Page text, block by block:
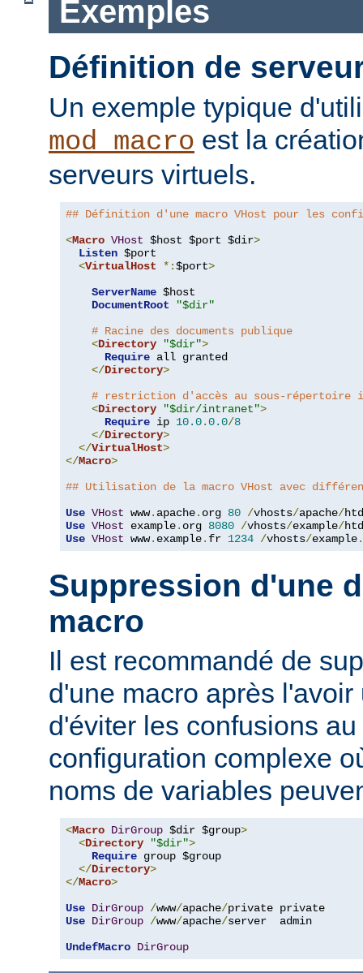
Exemples
Définition de
Un exemple typique
mod_macro est la
serveurs virtuels.
## Définition d'une macro VHost pour les
<Macro VHost $host $port $dir>
Listen $port
<VirtualHost *:$port>
ServerName $host
DocumentRoot
"$dir"
# Racine des documents publique
<Directory "$dir">
Require all granted
</Directory>
# restriction d'accès au sous-répertoire
<Directory "$dir/intranet">
Require ip 10.0.0.0/8
</Directory>
</VirtualHost>
</Macro>
## Utilisation de la macro VHost avec
Use VHost www. apache. org 80 /vhosts/apache/
Use VHost example. org 8080 /vhosts/example/
Use VHost www. example. fr 1234 /vhosts/example.
Suppression d'une
macro
Il est recommandé de
d'une macro après
d'éviter les confusions
configuration complexe
noms de variables
<Macro DirGroup $dir $group>
<Directory "$dir">
Require group $group
</Directory>
</Macro>
Use DirGroup /www/apache/
Use DirGroup /www/apache/server  admin
UndefMacro DirGroup